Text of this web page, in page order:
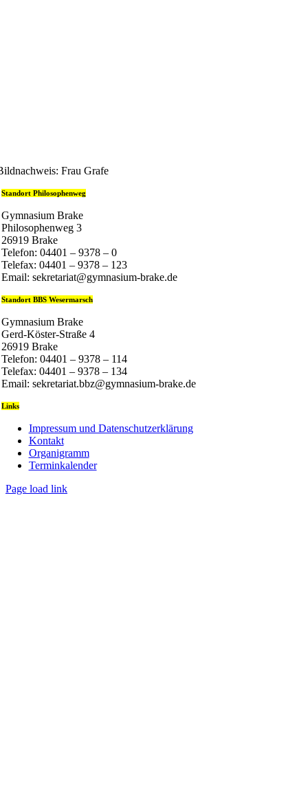
Frau Grafe
Standort Philosophenweg
Gymnasium Brake
Philosophenweg 3
26919 Brake
Telefon: 04401 – 9378 – 0
Telefax: 04401 – 9378 – 123
Email: sekretariat@gymnasium-brake.de
Standort BBS Wesermarsch
Gymnasium Brake
Gerd-Köster-Straße 4
26919 Brake
Telefon: 04401 – 9378 – 114
Telefax: 04401 – 9378 – 134
Email: sekretariat.bbz@gymnasium-brake.de
Links
Impressum und Datenschutzerklärung
Kontakt
Organigramm
Terminkalender
Page load link